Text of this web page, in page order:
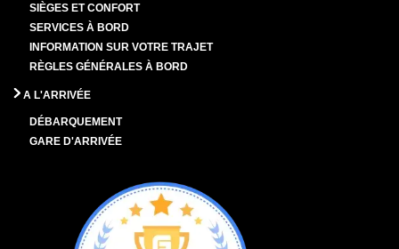
SIÈGES ET CONFORT
SERVICES À BORD
INFORMATION SUR VOTRE TRAJET
RÈGLES GÉNÉRALES À BORD
A L'ARRIVÉE
DÉBARQUEMENT
GARE D'ARRIVÉE